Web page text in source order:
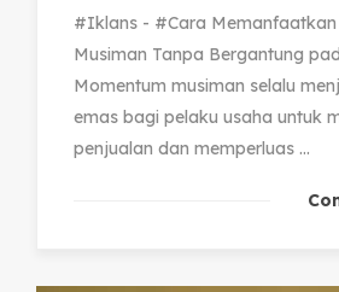
#Iklans - #Cara
Musiman Tanpa Bergantung
Momentum musiman selalu
emas bagi pelaku usaha untuk
penjualan dan memperluas ...